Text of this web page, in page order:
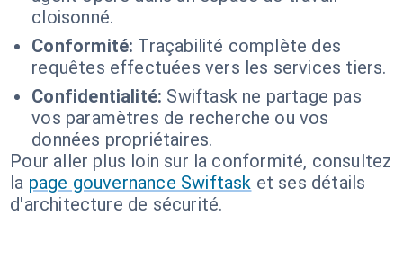
cloisonné.
Conformité: Traçabilité complète des
requêtes effectuées vers les services tiers.
Confidentialité: Swiftask ne partage pas
vos paramètres de recherche ou vos
données propriétaires.
Pour aller plus loin sur la conformité, consultez
la page gouvernance Swiftask et ses détails
d'architecture de sécurité.